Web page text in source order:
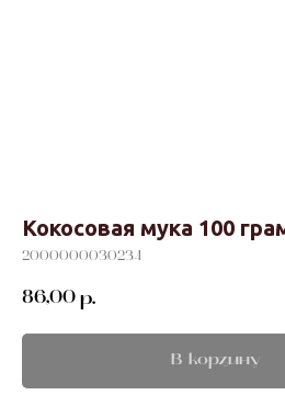
Кокосовая мука 100
2000000030234
86,00 р.
В корзину